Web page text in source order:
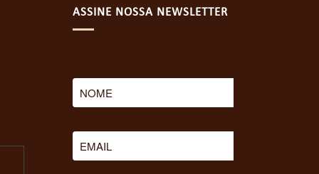
ASSINE NOSSA NEWSLETTER